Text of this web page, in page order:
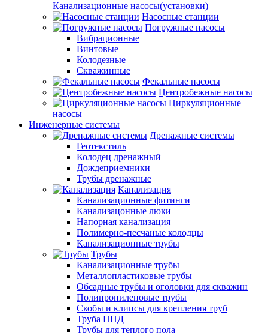
Канализационные насосы(установки)
Насосные станции
Погружные насосы
Вибрационные
Винтовые
Колодезные
Скважинные
Фекальные насосы
Центробежные насосы
Циркуляционные
насосы
Инженерные системы
Дренажные системы
Геотекстиль
Колодец дренажный
Дождеприемники
Трубы дренажные
Канализация
Канализационные фитинги
Канализацонные люки
Напорная канализация
Полимерно-песчаные колодцы
Канализационные трубы
Трубы
Канализационные трубы
Металлопластиковые трубы
Обсадные трубы и оголовки для скважин
Полипропиленовые трубы
Скобы и клипсы для крепления труб
Труба ПНД
Трубы для теплого пола